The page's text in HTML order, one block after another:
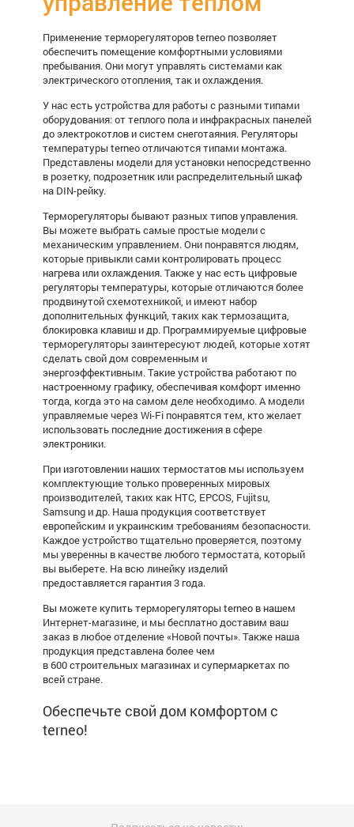
Применениетерморегуляторов terneo позволяет
обеспечить помещение комфортными условиями
пребывания. Они могут управлять системами как
электрического отопления, так и охлаждения.
У нас есть устройства для работы с разными типами
оборудования: от теплого пола и инфракрасных панелей
до электрокотлов и систем снеготаяния. Регуляторы
температуры terneoотличаются типами монтажа.
Представлены модели для установки непосредственно
в розетку, подрозетник или распределительный шкаф
на DIN-рейку.
Терморегуляторы бывают разных типов управления.
Вы можете выбрать самые простые модели с
механическим управлением. Они понравятся людям,
которые привыкли сами контролировать процесс
нагрева или охлаждения. Также у нас есть цифровые
регуляторы температуры, которые отличаются более
продвинутой схемотехникой, и имеют набор
дополнительных функций, таких как термозащита,
блокировка клавиш и др. Программируемые цифровые
терморегуляторы заинтересуют людей, которые хотят
сделать свой дом современным и
энергоэффективным. Такие устройства работают по
настроенному графику, обеспечивая комфорт именно
тогда, когда это на самом деле необходимо. А модели
управляемые через Wi-Fi понравятся тем, кто желает
использовать последние достижения в сфере
электроники.
При изготовлении наших термостатов мы используем
комплектующие только проверенных мировых
производителей, таких как HTC, EPCOS, Fujitsu,
Samsung и др. Наша продукция соответствует
европейским и украинским требованиям безопасности.
Каждое устройство тщательно проверяется, поэтому
мы уверенны в качестве любого термостата, который
вы выберете. На всю линейку изделий
предоставляется гарантия 3 года.
Вы можете купитьтерморегуляторы terneo в нашем
Интернет-магазине, и мы бесплатно доставим ваш
заказ в любое отделение «Новой почты». Также наша
продукция представлена более чем
в 600 строительных магазинах и супермаркетах по
всей стране.
Обеспечьте свой дом комфортом с
terneo!